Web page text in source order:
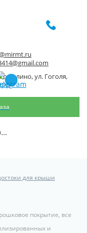
ул. Гоголя,
покрытие,
каталога
для крыши
покрытие, все
и